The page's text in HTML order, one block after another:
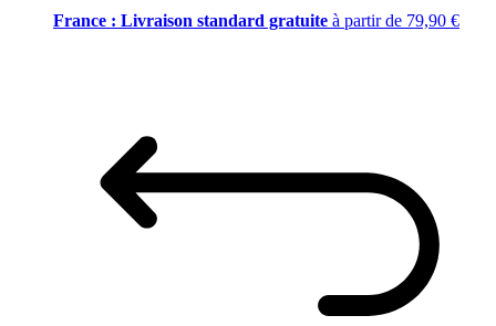
France : Livraison standard gratuite à partir de 79,90 €